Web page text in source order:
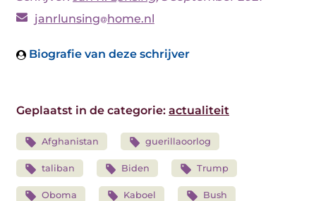
janrlunsing home.nl
Biografie van deze schrijver
Geplaatst in de categorie: actualiteit
Afghanistan guerillaoorlog
taliban Biden Trump
Oboma Kaboel Bush